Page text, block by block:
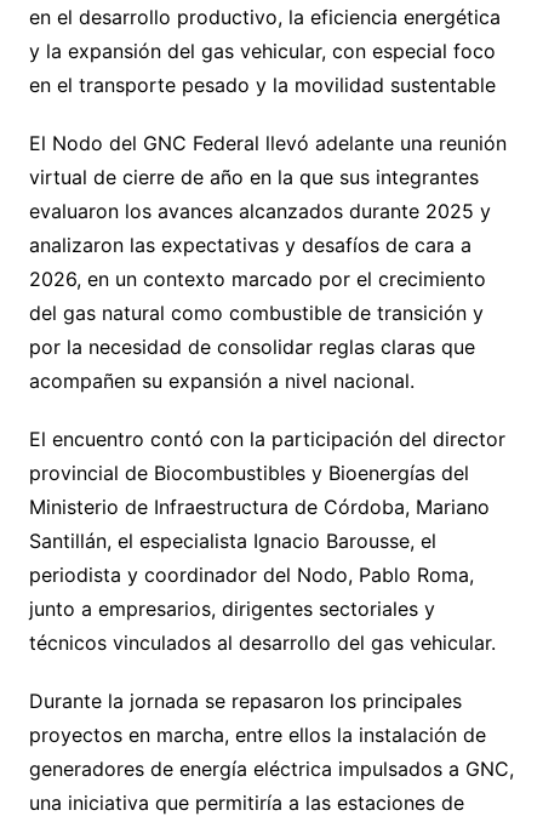
en el desarrollo productivo, la eficiencia energética
y la expansión del gas vehicular, con especial foco
en el transporte pesado y la movilidad sustentable
El Nodo del GNC Federal llevó adelante una reunión
virtual de cierre de año en la que sus integrantes
evaluaron los avances alcanzados durante 2025 y
analizaron las expectativas y desafíos de cara a
2026, en un contexto marcado por el crecimiento
del gas natural como combustible de transición y
por la necesidad de consolidar reglas claras que
acompañen su expansión a nivel nacional.
El encuentro contó con la participación del director
provincial de Biocombustibles y Bioenergías del
Ministerio de Infraestructura de Córdoba, Mariano
Santillán, el especialista Ignacio Barousse, el
periodista y coordinador del Nodo, Pablo Roma,
junto a empresarios, dirigentes sectoriales y
técnicos vinculados al desarrollo del gas vehicular.
Durante la jornada se repasaron los principales
proyectos en marcha, entre ellos la instalación de
generadores de energía eléctrica impulsados a GNC,
una iniciativa que permitiría a las estaciones de